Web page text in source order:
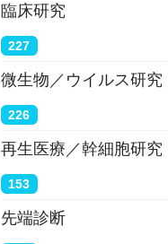
臨床研究
227
微生物／ウイルス研究
226
再生医療／幹細胞研究
153
先端診断